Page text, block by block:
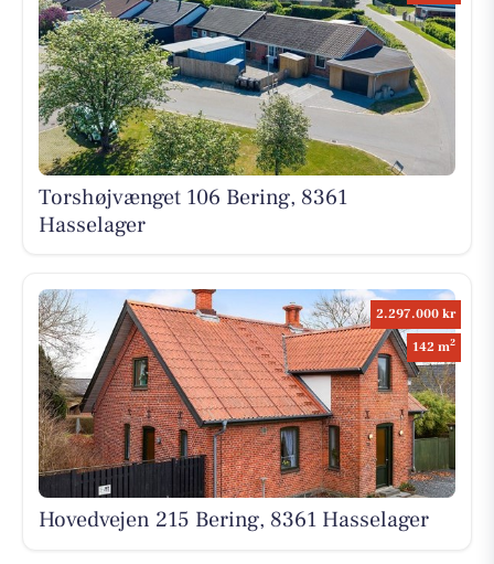
Torshøjvænget 106 Bering, 8361
Hasselager
2.297.000 kr
142 m2
Hovedvejen 215 Bering, 8361 Hasselager